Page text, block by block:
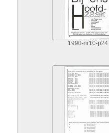
1990-nr10-p24